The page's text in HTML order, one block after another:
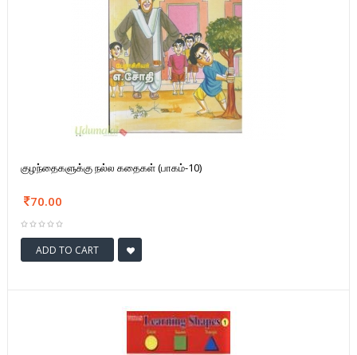
குழந்தைகளுக்கு நல்ல கதைகள் (பாகம்-10)
70.00
ADD TO CART